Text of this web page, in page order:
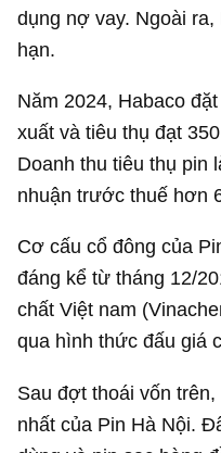
dụng nợ vay. Ngoài
hạn.
Năm 2024, Habaco
xuất và tiêu thụ đạt
Doanh thu tiêu thụ pin
nhuận trước thuế hơn
Cơ cấu cổ đông của
đáng kể từ tháng 12/
chất Việt nam
qua hình thức đấu giá
Sau đợt thoái vốn
nhất của Pin Hà Nội.